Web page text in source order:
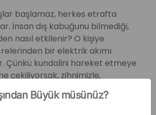
başlamaz, herkes etrafta
İnsan dış kabuğunu bilmediği,
nasıl etkilenir? O kişiye
bir elektrik akımı
Çünkü kundalini hareket etmeye
çekiliyorsak, zihnimizle,
kendimizi durdurmadan, ona
konuşmaya başlıyoruz.
Büyük müsünüz?